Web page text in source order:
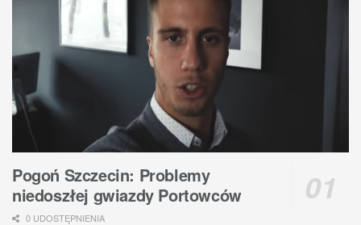
Pogoń Szczecin: Problemy
niedoszłej gwiazdy Portowców
0 UDOSTĘPNIENIA